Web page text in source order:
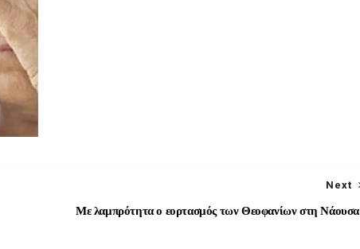
Next
Με λαμπρότητα ο εορτασμός των Θεοφανίων στη Νάουσα